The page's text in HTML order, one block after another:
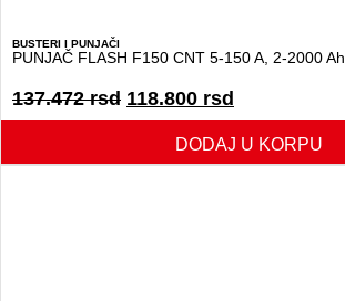
BUSTERI I PUNJAČI
PUNJAČ FLASH F150 CNT 5-150 A, 2-2000 Ah
137.472rsd 118.800 rsd
DODAJ U KORPU